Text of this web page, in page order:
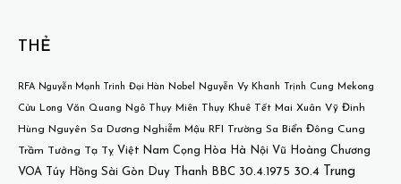
THẺ
RFA Nguyễn Mạnh Trinh Đại Hàn Nobel Nguyễn Vy Khanh Trịnh Cung Mekong
Cửu Long Văn Quang Ngô Thụy Miên Thụy Khuê Tết Mai Xuân Vỹ Đinh
Hùng Nguyên Sa Dương Nghiễm Mậu RFI Trường Sa Biển Đông Cung
Trầm Tưởng Tạ Tỵ Việt Nam Cọng Hòa Hà Nội Vũ Hoàng Chương
VOA
Túy Hồng Sài Gòn Duy Thanh BBC 30.4.1975 30.4
Trung